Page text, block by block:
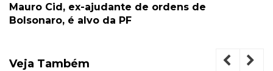
Mauro Cid, ex-ajudante de ordens de
Bolsonaro, é alvo da PF
Veja Também